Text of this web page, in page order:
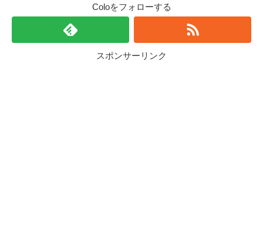
Coloをフォローする
スポンサーリンク